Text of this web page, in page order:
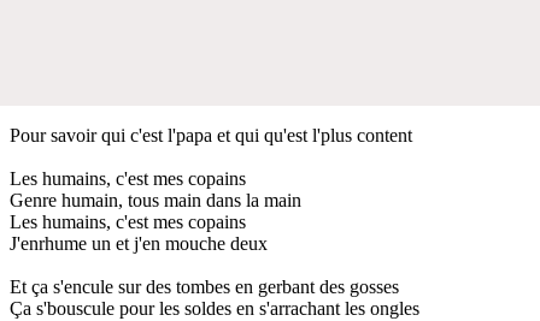
Pour savoir qui c'est l'papa et qui qu'est l'plus content
Les humains, c'est mes copains
Genre humain, tous main dans la main
Les humains, c'est mes copains
J'enrhume un et j'en mouche deux
Et ça s'encule sur des tombes en gerbant des gosses
Ça s'bouscule pour les soldes en s'arrachant les ongles